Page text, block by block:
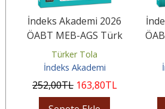
İndeks Akademi 2026
ÖABT MEB-AGS Türk
Dili ve Edebiyatı Eski
Türk Dili...
Türker Tola
İndeks Akademi
252,00TL 163,80TL